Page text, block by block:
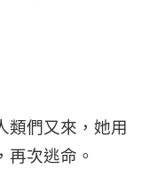
類們又來，她用
再次逃命。